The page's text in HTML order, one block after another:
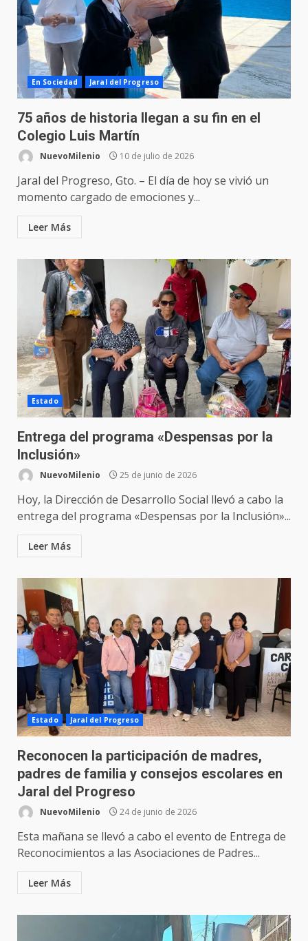
En Sociedad Jaral del Progreso
75 años de historia llegan a su fin en el
Colegio Luis Martín
NuevoMilenio 10 de julio de 2026
Jaral del Progreso, Gto. – El día de hoy se vivió un
momento cargado de emociones y...
Leer Más
Estado
Entrega del programa «Despensas por la
Inclusión»
NuevoMilenio 25 de junio de 2026
Hoy, la Dirección de Desarrollo Social llevó a cabo la
entrega del programa «Despensas por la Inclusión»...
Leer Más
Estado Jaral del Progreso
Reconocen la participación de madres,
padres de familia y consejos escolares en
Jaral del Progreso
NuevoMilenio 24 de junio de 2026
Esta mañana se llevó a cabo el evento de Entrega de
Reconocimientos a las Asociaciones de Padres...
Leer Más